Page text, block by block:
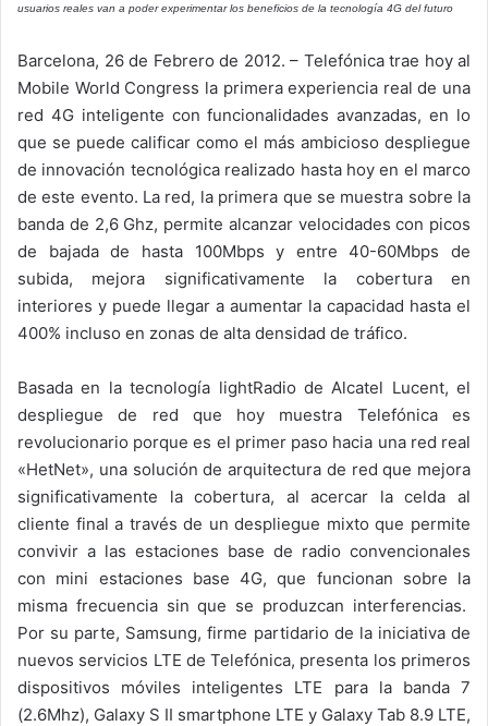
usuarios reales van a poder experimentar los beneficios de la tecnología 4G del futuro
Barcelona, 26 de Febrero de 2012. – Telefónica trae hoy al
Mobile World Congress la primera experiencia real de una
red 4G inteligente con funcionalidades avanzadas, en lo
que se puede calificar como el más ambicioso despliegue
de innovación tecnológica realizado hasta hoy en el marco
de este evento. La red, la primera que se muestra sobre la
banda de 2,6 Ghz, permite alcanzar velocidades con picos
de bajada de hasta 100Mbps y entre 40-60Mbps de
subida, mejora significativamente la cobertura en
interiores y puede llegar a aumentar la capacidad hasta el
400% incluso en zonas de alta densidad de tráfico.
Basada en la tecnología lightRadio de Alcatel Lucent, el
despliegue de red que hoy muestra Telefónica es
revolucionario porque es el primer paso hacia una red real
«HetNet», una solución de arquitectura de red que mejora
significativamente la cobertura, al acercar la celda al
cliente final a través de un despliegue mixto que permite
convivir a las estaciones base de radio convencionales
con mini estaciones base 4G, que funcionan sobre la
misma frecuencia sin que se produzcan interferencias.
Por su parte, Samsung, firme partidario de la iniciativa de
nuevos servicios LTE de Telefónica, presenta los primeros
dispositivos móviles inteligentes LTE para la banda 7
(2.6Mhz), Galaxy S II smartphone LTE y Galaxy Tab 8.9 LTE,